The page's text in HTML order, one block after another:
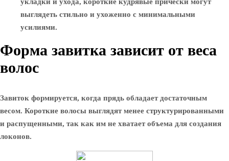
выглядеть стильно и ухоженно с минимальными
усилиями.
Форма завитка зависит от веса
волос
Завиток формируется, когда прядь обладает достаточным
весом. Короткие волосы выглядят менее структурированными
и распущенными, так как им не хватает объема для создания
локонов.